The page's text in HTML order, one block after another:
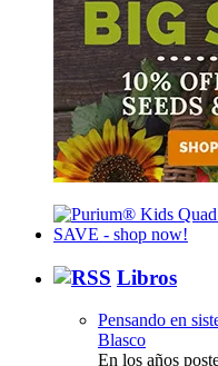
Libros
Pensando en
Blasco
En los años